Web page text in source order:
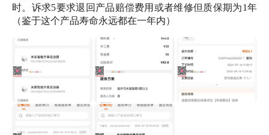
时。诉求5要求退回产品赔偿费用或者维修但质保期为1年
（鉴于这个产品寿命永远都在一年内）